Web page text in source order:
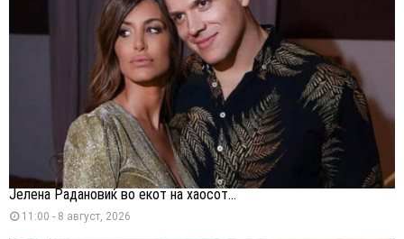
Јелена Радановиќ во екот на хаосот...
11:00 - 8 август, 2026